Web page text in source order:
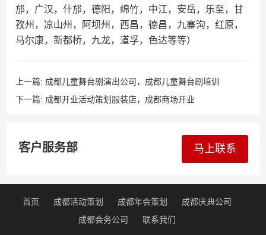
邡，广汉，什邡，德阳，绵竹，中江，安岳，乐至，甘
孜州，凉山州，阿坝州，西昌，德昌，九寨沟，红原，
马尔康，新都桥，九龙，道孚，色达等等）
上一篇: 成都儿童舞台剧演出公司，成都儿童舞台剧培训
下一篇: 成都开业活动策划服装店，成都商场开业
客户服务部 马上联系
首页 成都活动策划 成都年会策划
成都庆典公司
成都会务公司
联系我们